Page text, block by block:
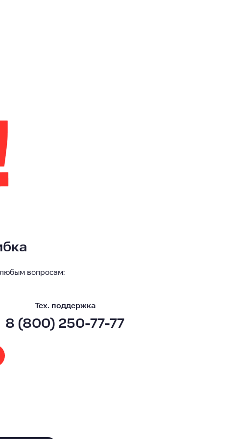
вопросам:
Тех. поддержка
8 (800) 250-77-77